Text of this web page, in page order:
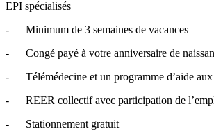
EPI spécialisés
- Minimum de 3 semaines de vacances
- Congé payé à votre anniversaire de
- Télémédecine et un programme d’aide aux
- REER collectif avec participation de
- Stationnement gratuit